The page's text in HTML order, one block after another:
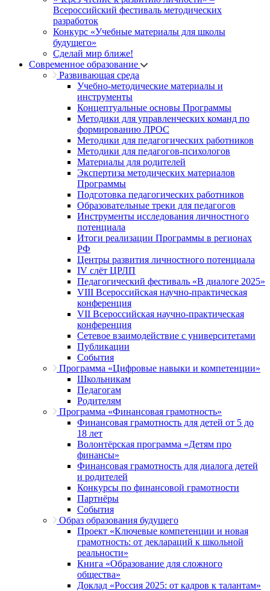
Всероссийский фестиваль методических
разработок
Конкурс «Учебные материалы для школы
будущего»
Сделай мир ближе!
Современное образование
Развивающая среда
Учебно-методические материалы и
инструменты
Концептуальные основы Программы
Методики для управленческих команд по
формированию ЛРОС
Методики для педагогических работников
Методики для педагогов-психологов
Материалы для родителей
Экспертиза методических материалов
Программы
Подготовка педагогических работников
Образовательные треки для педагогов
Инструменты исследования личностного
потенциала
Итоги реализации Программы в регионах
РФ
Центры развития личностного потенциала
IV слёт ЦРЛП
Педагогический фестиваль «В диалоге 2025»
VIII Всероссийская научно-практическая
конференция
VII Всероссийская научно-практическая
конференция
Сетевое взаимодействие с университетами
Публикации
События
Программа «Цифровые навыки и компетенции»
Школьникам
Педагогам
Родителям
Программа «Финансовая грамотность»
Финансовая грамотность для детей от 5 до
18 лет
Волонтёрская программа «Детям про
финансы»
Финансовая грамотность для диалога детей
и родителей
Конкурсы по финансовой грамотности
Партнёры
События
Образ образования будущего
Проект «Ключевые компетенции и новая
грамотность: от деклараций к школьной
реальности»
Книга «Образование для сложного
общества»
Доклад «Россия 2025: от кадров к талантам»